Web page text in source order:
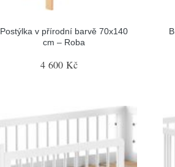
Postýlka v přírodní barvě 70x140
cm – Roba
4 600 Kč